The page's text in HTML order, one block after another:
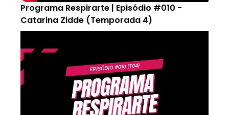
Programa Respirarte | Episódio #010 -
Catarina Zidde (Temporada 4)